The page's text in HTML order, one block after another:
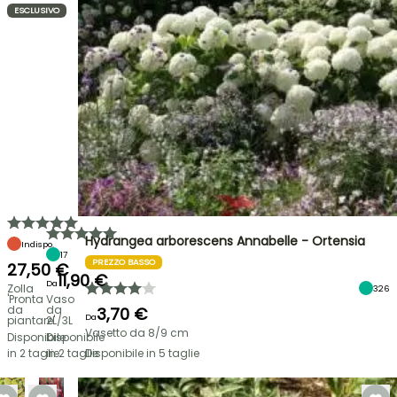
ESCLUSIVO
Indispo.
27,50 €
Zolla
'Pronta
da
piantare'
Disponibile
in 2 taglie
17
Da11,90 €
Vaso
da
2L/3L
Disponibile
in 2 taglie
Hydrangea arborescens Annabelle - Ortensia
PREZZO BASSO
326
Da3,70 €
Vasetto da 8/9 cm
Disponibile in 5 taglie